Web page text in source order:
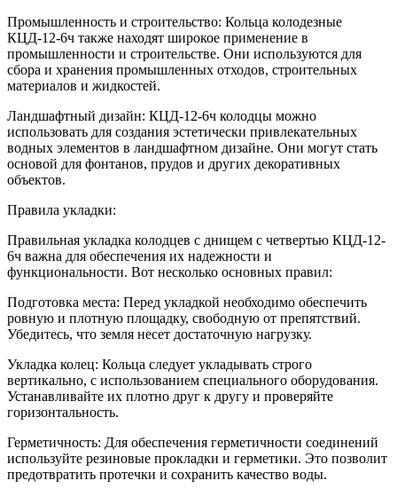
Промышленность и строительство: Кольца колодезные
КЦД-12-6ч также находят широкое применение в
промышленности и строительстве. Они используются для
сбора и хранения промышленных отходов, строительных
материалов и жидкостей.
Ландшафтный дизайн: КЦД-12-6ч колодцы можно
использовать для создания эстетически привлекательных
водных элементов в ландшафтном дизайне. Они могут стать
основой для фонтанов, прудов и других декоративных
объектов.
Правила укладки:
Правильная укладка колодцев с днищем с четвертью КЦД-12-
6ч важна для обеспечения их надежности и
функциональности. Вот несколько основных правил:
Подготовка места: Перед укладкой необходимо обеспечить
ровную и плотную площадку, свободную от препятствий.
Убедитесь, что земля несет достаточную нагрузку.
Укладка колец: Кольца следует укладывать строго
вертикально, с использованием специального оборудования.
Устанавливайте их плотно друг к другу и проверяйте
горизонтальность.
Герметичность: Для обеспечения герметичности соединений
используйте резиновые прокладки и герметики. Это позволит
предотвратить протечки и сохранить качество воды.